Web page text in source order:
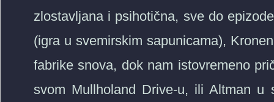
zlostavljana i psihotična, sve do
(igra u svemirskim sapunicama),
fabrike snova, dok nam istovremeno
svom Mullholand Drive-u, ili Altman u